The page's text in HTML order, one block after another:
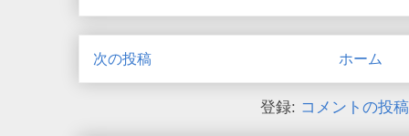
次の投稿 ホーム
登録: コメントの投